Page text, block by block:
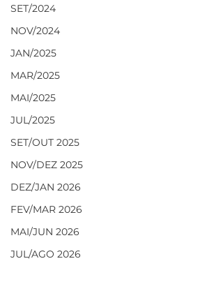
SET/2024
NOV/2024
JAN/2025
MAR/2025
MAI/2025
JUL/2025
SET/OUT 2025
NOV/DEZ 2025
DEZ/JAN 2026
FEV/MAR 2026
MAI/JUN 2026
JUL/AGO 2026